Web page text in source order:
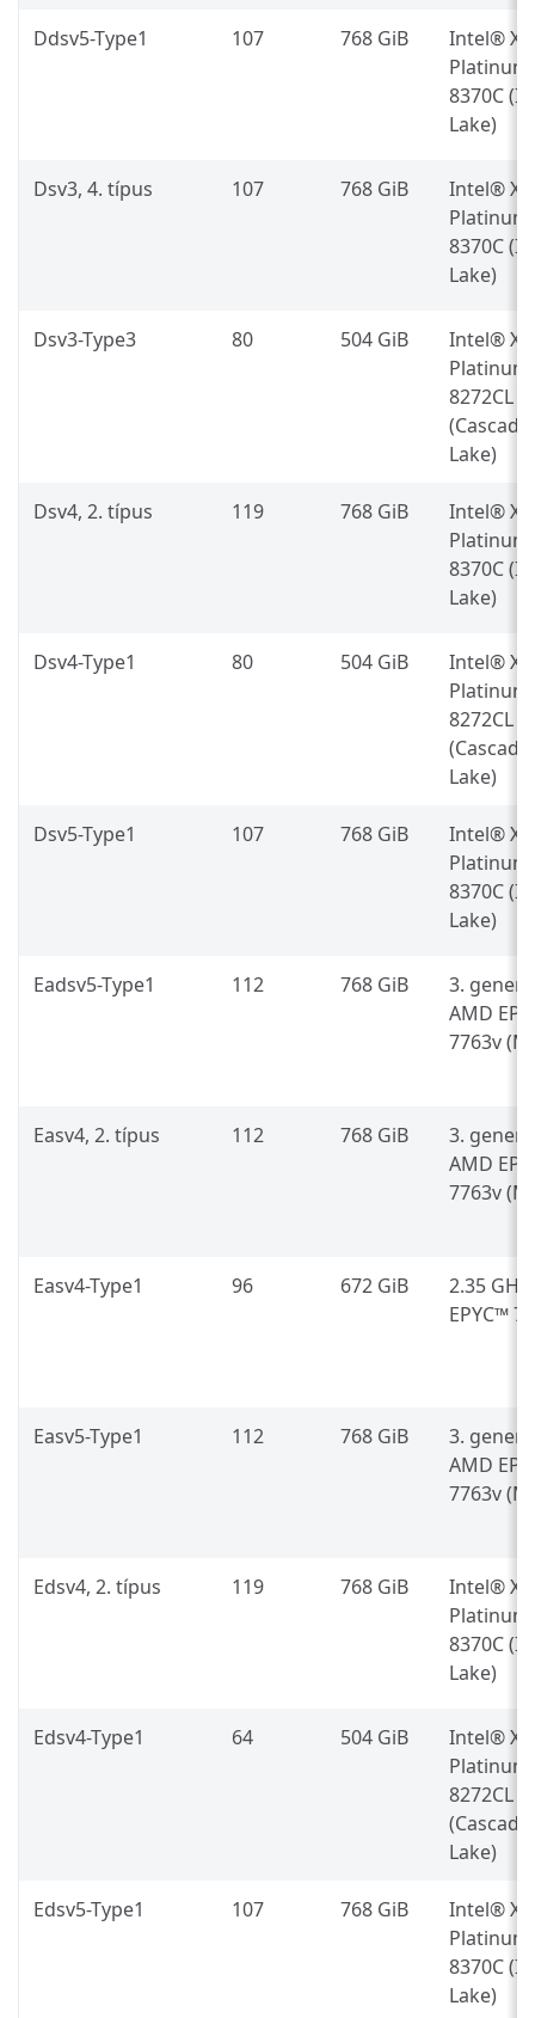
Ddsv5-Type1 107 768 GiB
Intel®
Platinum
8370C
Lake)
Dsv3, 4. típus 107 768 GiB
Intel®
Platinum
8370C
Lake)
Dsv3-Type3 80 504 GiB
Intel®
Platinum
8272CL
(Cascade
Lake)
Dsv4, 2. típus 119 768 GiB
Intel®
Platinum
8370C
Lake)
Dsv4-Type1 80 504 GiB
Intel®
Platinum
8272CL
(Cascade
Lake)
Dsv5-Type1 107 768 GiB
Intel®
Platinum
8370C
Lake)
Eadsv5-Type1 112 768 GiB
3.
AMD
7763v
Easv4, 2. típus 112 768 GiB
3.
AMD
7763v
Easv4-Type1 96 672 GiB
2.35
EPYC™
Easv5-Type1 112 768 GiB
3.
AMD
7763v
Edsv4, 2. típus 119 768 GiB
Intel®
Platinum
8370C
Lake)
Edsv4-Type1 64 504 GiB
Intel®
Platinum
8272CL
(Cascade
Lake)
Edsv5-Type1 107 768 GiB
Intel®
Platinum
8370C
Lake)